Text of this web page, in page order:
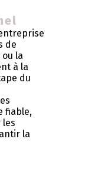
de
la
à la
du
fiable,
la